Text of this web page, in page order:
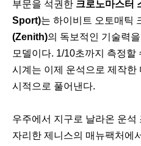
부문을 석권한 크로노마스터
Sport)는 하이비트 오토매틱
(Zenith)의 독보적인 기술력
모델이다. 1/10초까지 측정할
시계는 이제 운석으로 제작한
시적으로 풀어낸다.
우주에서 지구로 날라온 운석
자리한 제니스의 매뉴팩처에